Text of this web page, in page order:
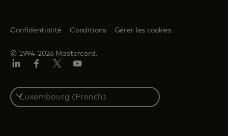
© 1994-2026 Mastercard.
Confidentialité Conditions Gérer les cookies
Select
a
country